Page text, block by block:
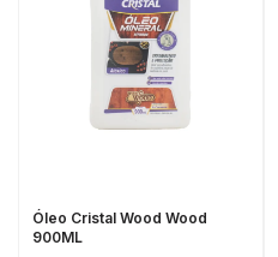
Óleo Cristal Wood Wood
900ML